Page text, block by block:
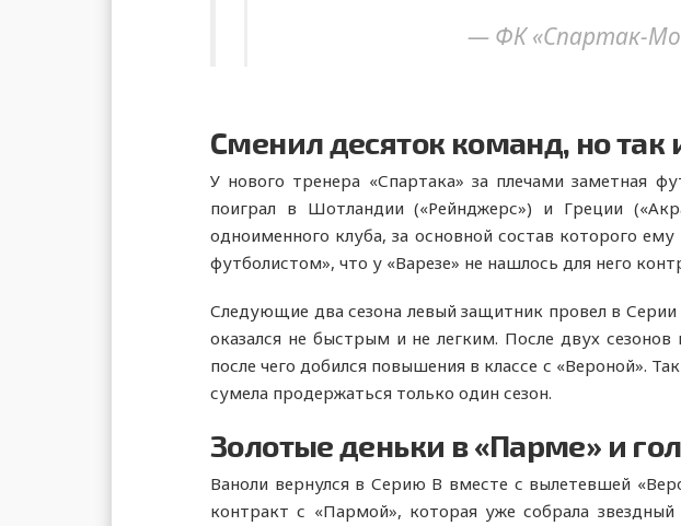
— ФК «Спартак-
Сменил десяток команд, но так
У нового тренера «Спартака» за плечами заметная
поиграл в Шотландии («Рейнджерс») и Греции
одноименного клуба, за основной состав которого
футболистом», что у «Варезе» не нашлось для него
Следующие два сезона левый защитник провел в Серии
оказался не быстрым и не легким. После двух сезонов
после чего добился повышения в классе с «Вероной».
сумела продержаться только один сезон.
Золотые деньки в «Парме» и
Ваноли вернулся в Серию B вместе с вылетевшей
контракт с «Пармой», которая уже собрала